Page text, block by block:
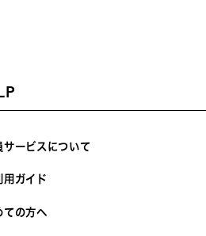
サービスについて
用ガイド
ての方へ